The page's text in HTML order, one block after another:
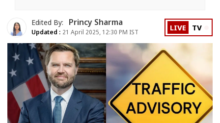
Edited By: Princy Sharma
Updated : 21 April 2025, 12:30 PM IST LIVE TV